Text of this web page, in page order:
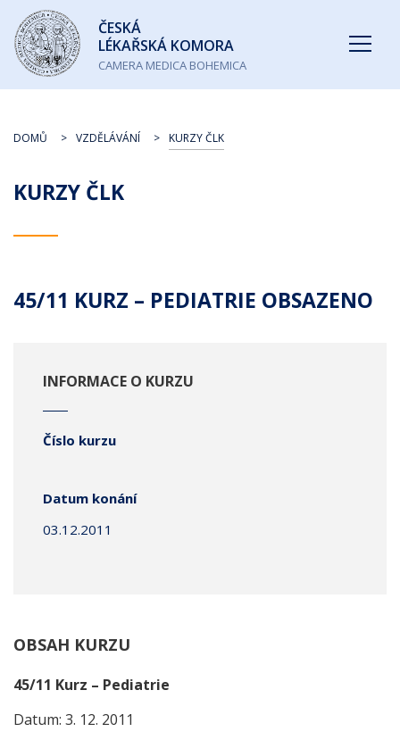
Česká
lékařská
komora
ČESKÁ
LÉKAŘSKÁ KOMORA
CAMERA MEDICA BOHEMICA
KURZY ČLK
DOMŮ VZDĚLÁVÁNÍ KURZY ČLK
45/11 KURZ – PEDIATRIE OBSAZENO
INFORMACE O KURZU
Číslo kurzu
Datum konání
03.12.2011
OBSAH KURZU
45/11 Kurz – Pediatrie
Datum: 3. 12. 2011